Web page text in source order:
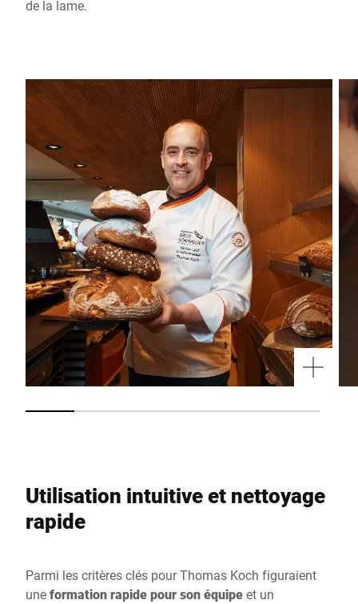
de la lame.
Utilisation intuitive et nettoyage
rapide
Parmi les critères clés pour Thomas Koch figuraient
uneformation rapide pour son équipeet un